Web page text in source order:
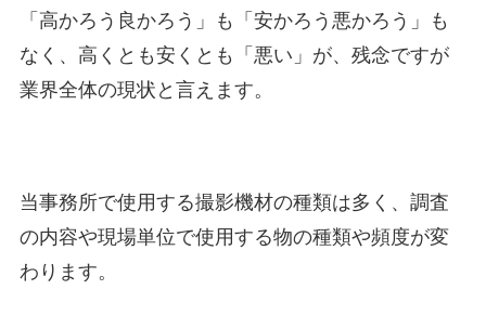
「高かろう良かろう」も「安かろう悪かろう」も
なく、高くとも安くとも「悪い」が、残念ですが
業界全体の現状と言えます。
当事務所で使用する撮影機材の種類は多く、調査
の内容や現場単位で使用する物の種類や頻度が変
わります。